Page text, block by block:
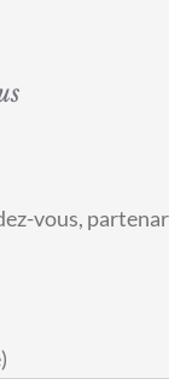
vous,